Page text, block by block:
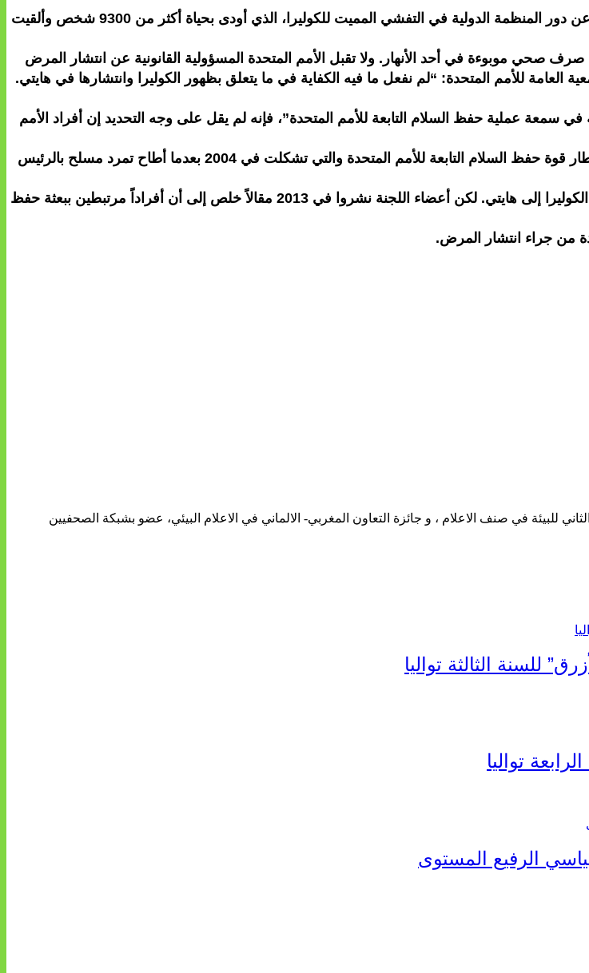
اعتذر الأمين العام للأمم المتحدة المنتهية ولايته بان كي مون إلى شعب هايتي أمس عن دور المنظمة الدولية في التفشي المميت للكوليرا، الذي أودى بحياة أكثر من 9300 شخص وألقيت
ألقت قوات حفظ السلام مياه صرف صحي موبوءة في أحد الأنهار. ولا تقبل الأمم المتحدة المسؤولية القانونية عن انتشار المرض
العامة للأمم المتحدة: “لم نفعل ما فيه الكفاية في ما يتعلق بظهور الكوليرا وانتشارها في هايتي.
سمعة عملية حفظ السلام التابعة للأمم المتحدة”، فإنه لم يقل على وجه التحديد إن أفراد الأمم
وكان جنود من نيبال، التي تنتشر فيها الكوليرا بشكل وبائي، يخدمون في هايتي في إطار قوة حفظ السلام التابعة للأمم المتحدة والتي تشكلت في 2004 بعدما أطاح تمرد مسلح بالرئيس
وأصدرت لجنة مستقلة عيَّنها بان تقريراً عام 2011 لم يحدد بشكل حاسم كيف نقلت الكوليرا إلى هايتي. لكن أعضاء اللجنة نشروا في 2013 مقالاً خلص إلى أن أفراداً مرتبطين ببعثة حفظ
للبيئة في صنف الاعلام ، و جائزة التعاون المغربي- الالماني في الاعلام البيئي، عضو بشبكة الصحفيين
للسنة الثالثة تواليا
تواليا
الرفيع المستوى